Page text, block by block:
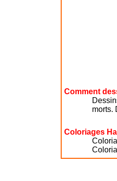
Comment
morts.
Coloriages